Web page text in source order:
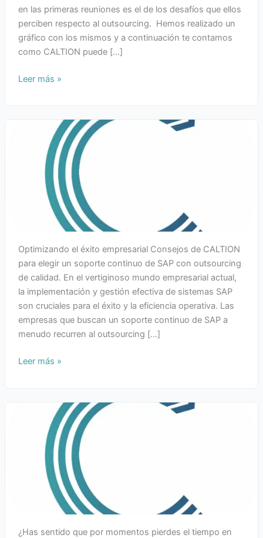
en las primeras reuniones es el de los desafíos que ellos
perciben respecto al outsourcing. Hemos realizado un
gráfico con los mismos y a continuación te contamos
como CALTION puede […]
Leer más »
Optimizando el éxito empresarial Consejos de CALTION
para elegir un soporte continuo de SAP con outsourcing
de calidad. En el vertiginoso mundo empresarial actual,
la implementación y gestión efectiva de sistemas SAP
son cruciales para el éxito y la eficiencia operativa. Las
empresas que buscan un soporte continuo de SAP a
menudo recurren al outsourcing […]
Leer más »
¿Has sentido que por momentos pierdes el tiempo en